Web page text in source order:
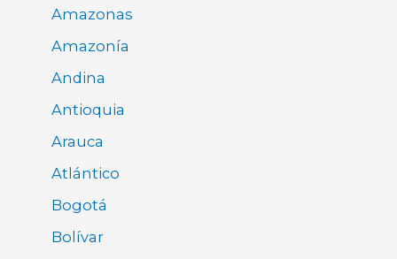
Amazonas
Amazonía
Andina
Antioquia
Arauca
Atlántico
Bogotá
Bolívar